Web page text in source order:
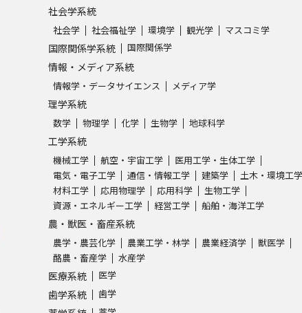
社会学系統
社会学 社会福祉学 環境学 観光学 マスコミ学
国際関係学系統 国際関係学
情報・メディア系統
情報学・データサイエンス メディア学
理学系統
数学 物理学 化学 生物学 地球科学
工学系統
機械工学 航空・宇宙工学
医用工学・生体工学
電気・電子工学
通信・情報工学 建築学
土木・環境工学
材料工学
応用物理学 応用科学
生物工学
資源・エネルギー工学
経営工学 船舶・海洋工学
農・獣医・畜産系統
農学・農芸化学 農業工学・林学 農業経済学
獣医学
酪農・畜産学
水産学
医療系統 医学
歯学系統 歯学